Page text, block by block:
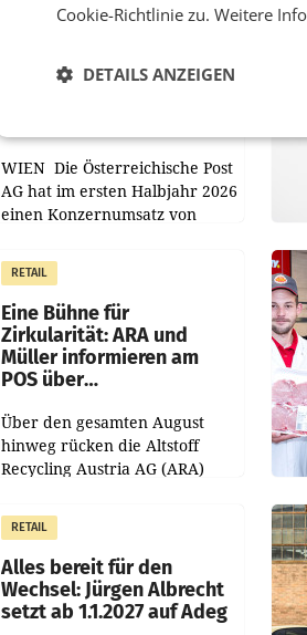
PRIMENEWS
Umsatzplus im ersten
WIEN Die Österreichische Post
AG hat im ersten Halbjahr 2026
einen Konzernumsatz von
erwirtschaftet, was einem Plus
von 3,8 Prozent gegenüber
dem Vergleichszeitraum
RETAIL
Eine Bühne für
Zirkularität: ARA und
Müller informieren am
POS über
Über den gesamten August
hinweg rücken die Altstoff
Recycling Austria AG (ARA)
Müller die Initiative „Kreislauf-
Helden“ in allen
österreichischen Müller-Filialen
RETAIL
Alles bereit für den
Wechsel: Jürgen Albrecht
setzt ab 1.1.2027 auf Adeg
Cookie-Richtlinie zu. Weitere
DETAILS ANZEIGEN